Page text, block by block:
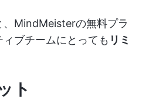
、MindMeisterの無料プラ
ブチームにとっても リミ
ト